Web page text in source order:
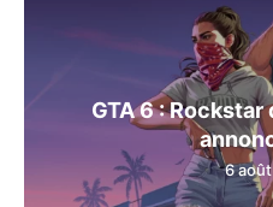
GTA 6 :
6